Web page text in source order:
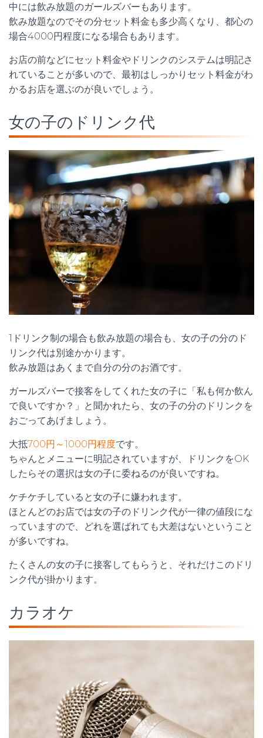
中には飲み放題のガールズバーもあります。
飲み放題なのでその分セット料金も多少高くなり、都心の
場合4000円程度になる場合もあります。
お店の前などにセット料金やドリンクのシステムは明記さ
れていることが多いので、最初はしっかりセット料金がわ
かるお店を選ぶのが良いでしょう。
女の子のドリンク代
1ドリンク制の場合も飲み放題の場合も、女の子の分のド
リンク代は別途かかります。
飲み放題はあくまで自分の分のお酒です。
ガールズバーで接客をしてくれた女の子に「私も何か飲ん
で良いですか？」と聞かれたら、女の子の分のドリンクを
おごってあげましょう。
大抵700円～1000円程度です。
ちゃんとメニューに明記されていますが、ドリンクをOK
したらその選択は女の子に委ねるのが良いですね。
ケチケチしていると女の子に嫌われます。
ほとんどのお店では女の子のドリンク代が一律の値段にな
っていますので、どれを選ばれても大差はないということ
が多いですね。
たくさんの女の子に接客してもらうと、それだけこのドリ
ンク代が掛かります。
カラオケ